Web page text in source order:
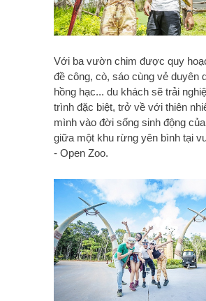
Với ba vườn chim được quy
đề công, cò, sáo cùng vẻ duyên
hồng hạc... du khách sẽ trải
trình đặc biệt, trở về với thiên
mình vào đời sống sinh động
giữa một khu rừng yên bình tại
- Open Zoo.